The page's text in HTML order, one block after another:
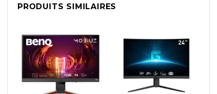
PRODUITS SIMILAIRES